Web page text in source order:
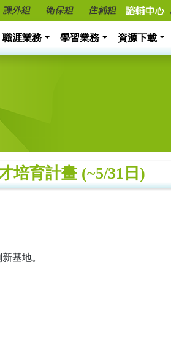
職涯業務 學習業務 資源下載
培育計畫 (~5/31日)
基地。